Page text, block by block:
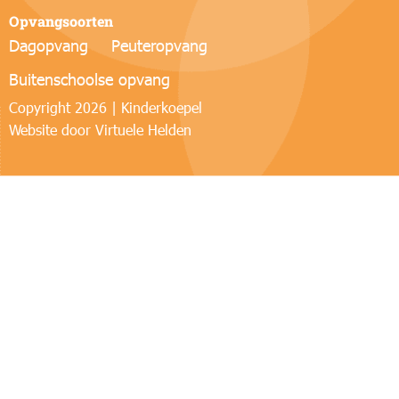
Opvangsoorten
Dagopvang
Peuteropvang
Buitenschoolse opvang
Copyright 2026 | Kinderkoepel
Website door Virtuele Helden